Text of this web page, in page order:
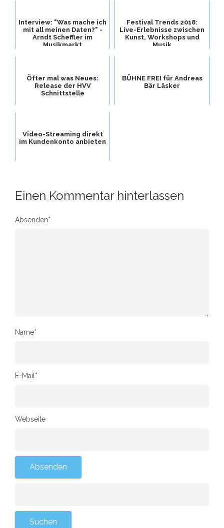
Interview: "Was mache ich
mit all meinen Daten?" -
Arndt Scheffler im
Musikmarkt
Festival Trends 2018:
Live-Erlebnisse zwischen
Kunst, Workshops und
Musik
Öfter mal was Neues:
Release der HVV
Schnittstelle
BÜHNE FREI für Andreas
Bär Läsker
Video-Streaming direkt
im Kundenkonto anbieten
Einen Kommentar hinterlassen
Absenden*
Name*
E-Mail *
Webseite